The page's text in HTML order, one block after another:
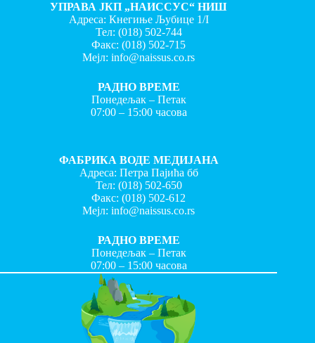
УПРАВА ЈКП „НАИССУС“ НИШ
Адреса: Кнегиње Љубице 1/I
Тел: (018) 502-744
Факс:(018) 502-715
Мејл:info@naissus.co.rs
РАДНО ВРЕМЕ
Понедељак – Петак
07:00 – 15:00 часова
ФАБРИКА ВОДЕ МЕДИЈАНА
Адреса: Петра Пајића бб
Тел: (018) 502-650
Факс:(018) 502-612
Мејл:info@naissus.co.rs
РАДНО ВРЕМЕ
Понедељак – Петак
07:00 – 15:00 часова